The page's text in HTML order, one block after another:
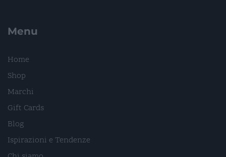
Menu
Home
Shop
Marchi
Gift Cards
Blog
Ispirazioni e Tendenze